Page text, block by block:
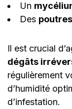
Un
Des poutres
Il est crucial
dégâts
régulièrement
d’humidité
d’infestation.